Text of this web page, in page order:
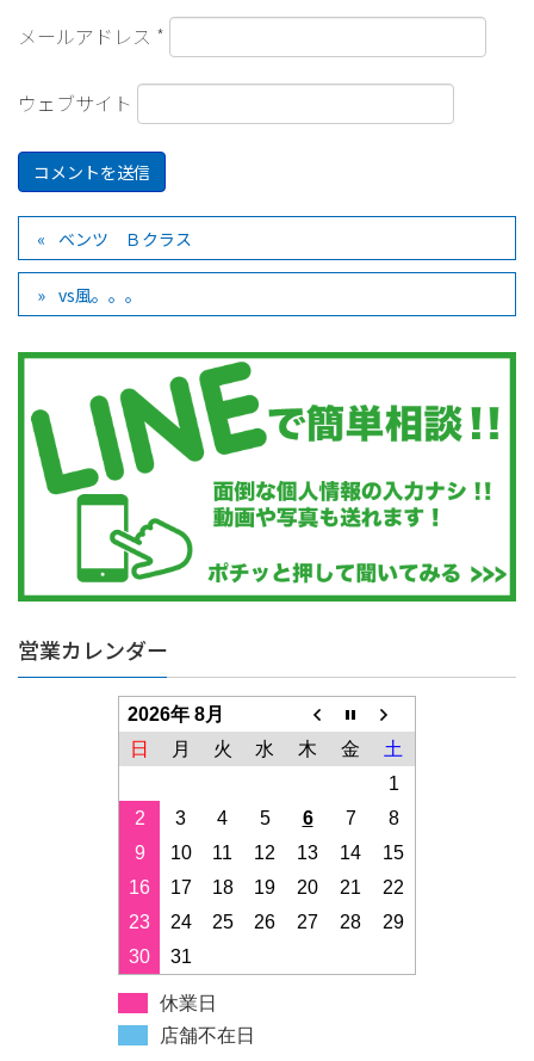
メールアドレス *
ウェブサイト
ベンツ Ｂクラス
vs風。。。
営業カレンダー
2026年 8月
日
月 火 水 木 金
土
1
2
3 4 5 6 7
8
9
10 11 12 13 14
15
16
17 18 19 20 21
22
23
24 25 26 27 28
29
30
31
休業日
店舗不在日